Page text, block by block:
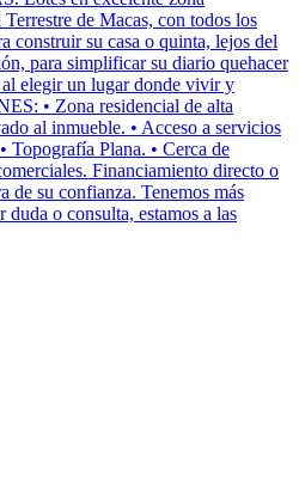
de Macas, con todos los
construir su casa o quinta, lejos del
para simplificar su diario quehacer
elegir un lugar donde vivir y
• Zona residencial de alta
al inmueble. • Acceso a servicios
Topografía Plana. • Cerca de
Financiamiento directo o
de su confianza. Tenemos más
o consulta, estamos a las